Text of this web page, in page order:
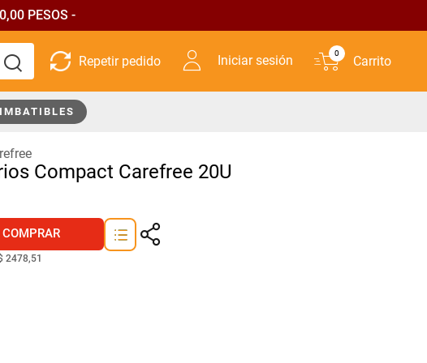
PESOS -
Iniciar sesión 0
IMBATIBLES
Compact Carefree 20U
COMPRAR
2478,51